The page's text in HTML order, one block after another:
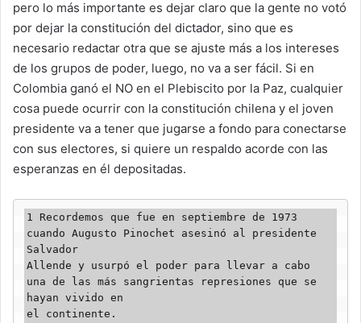
pero lo más importante es dejar claro que la gente no votó
por dejar la constitución del dictador, sino que es
necesario redactar otra que se ajuste más a los intereses
de los grupos de poder, luego, no va a ser fácil. Si en
Colombia ganó el NO en el Plebiscito por la Paz, cualquier
cosa puede ocurrir con la constitución chilena y el joven
presidente va a tener que jugarse a fondo para conectarse
con sus electores, si quiere un respaldo acorde con las
esperanzas en él depositadas.
1 Recordemos que fue en septiembre de 1973
cuando Augusto Pinochet asesinó al presidente
Salvador
Allende y usurpó el poder para llevar a cabo
una de las más sangrientas represiones que se
hayan vivido en
el continente.